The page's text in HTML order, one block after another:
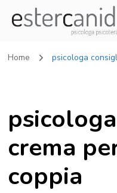
Home psicologa
crema
coppia